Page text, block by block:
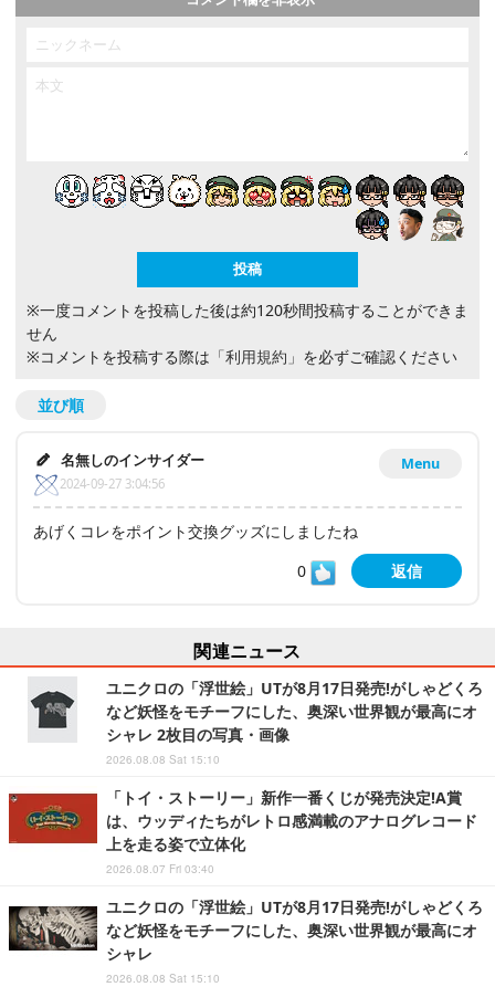
※一度コメントを投稿した後は約120秒間投稿することができま
せん
※コメントを投稿する際は 「利用規約」 を必ずご確認ください
並び順
Menu
名無しのインサイダー
2024-09-27 3:04:56
あげくコレをポイント交換グッズにしましたね
0
返信
関連ニュース
ユニクロの「浮世絵」UTが8月17日発売!がしゃどくろ
など妖怪をモチーフにした、奥深い世界観が最高にオ
シャレ 2枚目の写真・画像
2026.08.08 Sat 15:10
「トイ・ストーリー」新作一番くじが発売決定!A賞
は、ウッディたちがレトロ感満載のアナログレコード
上を走る姿で立体化
2026.08.07 Fri 03:40
ユニクロの「浮世絵」UTが8月17日発売!がしゃどくろ
など妖怪をモチーフにした、奥深い世界観が最高にオ
シャレ
2026.08.08 Sat 15:10